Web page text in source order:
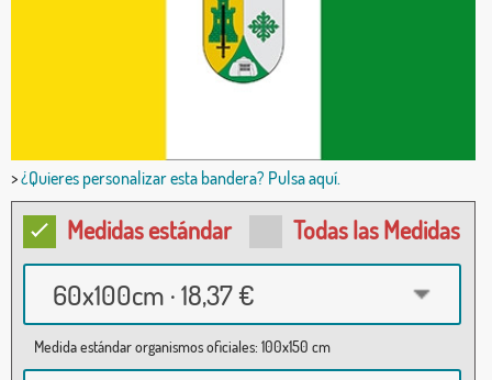
>¿Quieres personalizar esta bandera? Pulsa aquí.
Medidas estándar Todas las Medidas
60x100cm · 18,37 €
Medida estándar organismos oficiales: 100x150 cm